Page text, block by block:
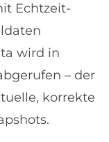
Echtzeit-
wird in
– der
korrekte